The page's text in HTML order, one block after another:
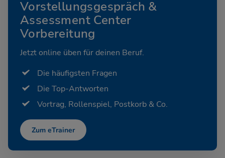
Vorstellungsgespräch &
Assessment Center
Vorbereitung
Jetzt online üben für deinen Beruf.
Die häufigsten Fragen
Die Top-Antworten
Vortrag, Rollenspiel, Postkorb & Co.
Zum eTrainer